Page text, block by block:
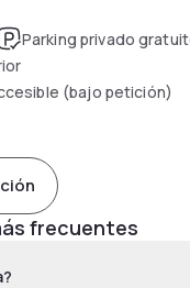
Parking privado
(bajo petición)
frecuentes